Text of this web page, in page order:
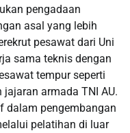
pengadaan
asal yang lebih
pesawat dari Uni
sama teknis dengan
tempur seperti
armada TNI AU.
dalam pengembangan
pelatihan di luar